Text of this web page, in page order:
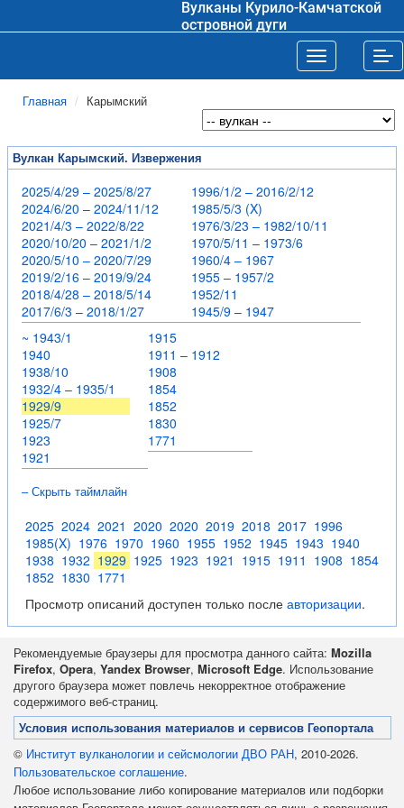
Вулканы Курило-Камчатской
островной дуги
Toggle
Главная Карымский
Вулкан Карымский. Извержения
2025/4/29 – 2025/8/27
2024/6/20 – 2024/11/12
2021/4/3 – 2022/8/22
2020/10/20 – 2021/1/2
2020/5/10 – 2020/7/29
2019/2/16 – 2019/9/24
2018/4/28 – 2018/5/14
2017/6/3 – 2018/1/27
1996/1/2 – 2016/2/12
1985/5/3 (X)
1976/3/23 – 1982/10/11
1970/5/11 – 1973/6
1960/4 – 1967
1955 – 1957/2
1952/11
1945/9 – 1947
~ 1943/1
1940
1938/10
1932/4 – 1935/1
1929/9
1925/7
1923
1921
1915
1911 – 1912
1908
1854
1852
1830
1771
– Скрыть таймлайн
2025 2024 2021 2020 2020 2019 2018 2017 1996
1985(X) 1976 1970 1960 1955 1952 1945 1943 1940
1938 1932 1929 1925 1923 1921 1915 1911 1908 1854
1852 1830 1771
Просмотр описаний доступен только после авторизации.
Рекомендуемые браузеры для просмотра данного сайта: Mozilla
Firefox, Opera, Yandex Browser, Microsoft Edge. Использование
другого браузера может повлечь некорректное отображение
содержимого веб-страниц.
Условия использования материалов и сервисов Геопортала
© Институт вулканологии и сейсмологии ДВО РАН, 2010-2026.
Пользовательское соглашение.
Любое использование либо копирование материалов или подборки